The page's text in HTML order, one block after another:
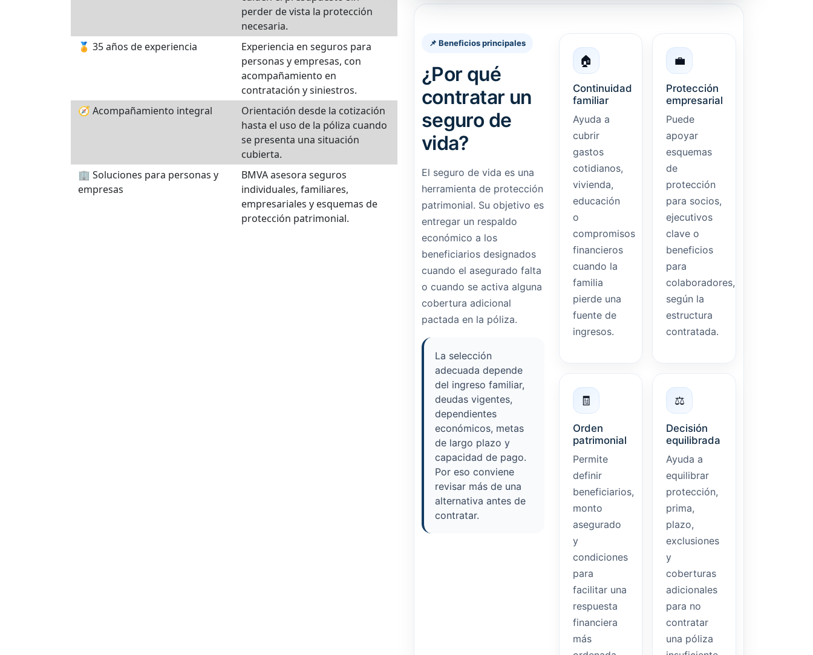
perder de vista la protección
necesaria.
🏅 35 años de experiencia
Experiencia en seguros para
personas y empresas, con
acompañamiento en
contratación y siniestros.
🧭 Acompañamiento integral
Orientación desde la cotización
hasta el uso de la póliza cuando
se presenta una situación
cubierta.
🏢 Soluciones para personas y
empresas
BMVA asesora seguros
individuales, familiares,
empresariales y esquemas de
protección patrimonial.
📌 Beneficios principales
¿Por qué
contratar un
seguro de
vida?
El seguro de vida es una
herramienta de protección
patrimonial. Su objetivo es
entregar un respaldo
económico a los
beneficiarios designados
cuando el asegurado falta
o cuando se activa alguna
cobertura adicional
pactada en la póliza.
La selección
adecuada depende
del ingreso familiar,
deudas vigentes,
dependientes
económicos, metas
de largo plazo y
capacidad de pago.
Por eso conviene
revisar más de una
alternativa antes de
contratar.
🏠
Continuidad
familiar
Ayuda a
cubrir
gastos
cotidianos,
vivienda,
educación
o
compromisos
financieros
cuando la
familia
pierde una
fuente de
ingresos.
💼
Protección
empresarial
Puede
apoyar
esquemas
de
protección
para socios,
ejecutivos
clave o
beneficios
para
colaboradores,
según la
estructura
contratada.
🧾
Orden
patrimonial
Permite
definir
beneficiarios,
monto
asegurado
y
condiciones
para
facilitar una
respuesta
financiera
más
⚖️
Decisión
equilibrada
Ayuda a
equilibrar
protección,
prima,
plazo,
exclusiones
y
coberturas
adicionales
para no
contratar
una póliza